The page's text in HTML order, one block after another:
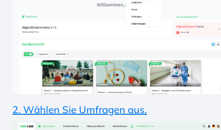
2. Wählen Sie Umfragen aus.